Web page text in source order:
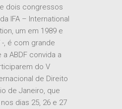
o que inclui a
dois congressos
IFA – International
um em 1989 e
, é com grande
ABDF convida a
do V
de Direito
de Janeiro, que